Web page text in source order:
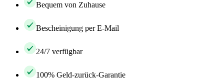
Bequem von Zuhause
Bescheinigung per E-Mail
24/7 verfügbar
100% Geld-zurück-Garantie